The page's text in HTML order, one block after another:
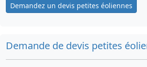
Demandez un devis petites éoliennes
Demande de devis petites